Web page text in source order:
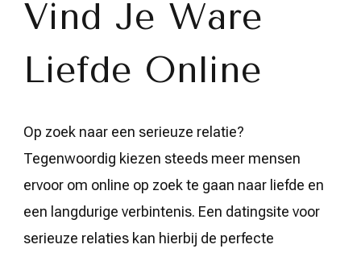
Vind Je Ware
Liefde Online
Op zoek naar een serieuze relatie?
Tegenwoordig kiezen steeds meer mensen
ervoor om online op zoek te gaan naar liefde en
een langdurige verbintenis. Een datingsite voor
serieuze relaties kan hierbij de perfecte